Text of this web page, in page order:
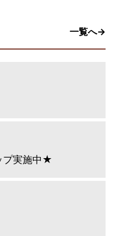
一覧へ→
プ実施中★